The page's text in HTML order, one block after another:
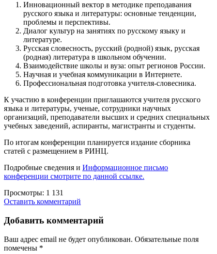
Инновационный вектор в методике преподавания
русского языка и литературы: основные тенденции,
проблемы и перспективы.
Диалог культур на занятиях по русскому языку и
литературе.
Русская словесность, русский (родной) язык, русская
(родная) литература в школьном обучении.
Взаимодействие школы и вуза: опыт регионов России.
Научная и учебная коммуникации в Интернете.
Профессиональная подготовка учителя-словесника.
К участию в конференции приглашаются учителя русского
языка и литературы, ученые, сотрудники научных
организаций, преподаватели высших и средних специальных
учебных заведений, аспиранты, магистранты и студенты.
По итогам конференции планируется издание сборника
статей с размещением в РИНЦ.
Подробные сведения и Информационное письмо
конференции смотрите по данной ссылке.
Просмотры: 1 131
Оставить комментарий
Добавить комментарий
Ваш адрес email не будет опубликован. Обязательные поля
помечены *